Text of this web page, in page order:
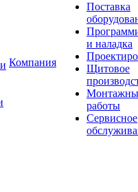
Компания
Поставка
и наладка
Щитовое
работы
Сервисное